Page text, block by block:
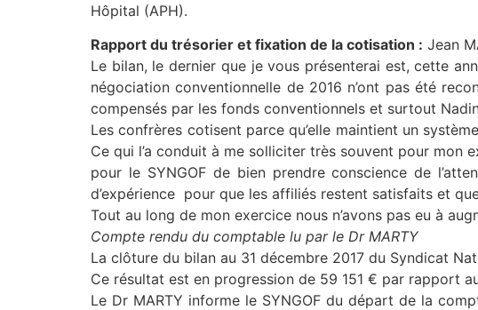
Hôpital (APH).
Rapport du trésorier et fixation de la cotisation : Jean
Le bilan, le dernier que je vous présenterai est, cette
négociation conventionnelle de 2016 n’ont pas été
compensés par les fonds conventionnels et surtout
Les confrères cotisent parce qu’elle maintient un
Ce qui l’a conduit à me solliciter très souvent pour mon
pour le SYNGOF de bien prendre conscience de
d’expérience pour que les affiliés restent satisfaits et
Tout au long de mon exercice nous n’avons pas eu à
Compte rendu du comptable lu par le Dr MARTY
La clôture du bilan au 31 décembre 2017 du Syndicat
Ce résultat est en progression de 59 151 € par rapport
Le Dr MARTY informe le SYNGOF du départ de la